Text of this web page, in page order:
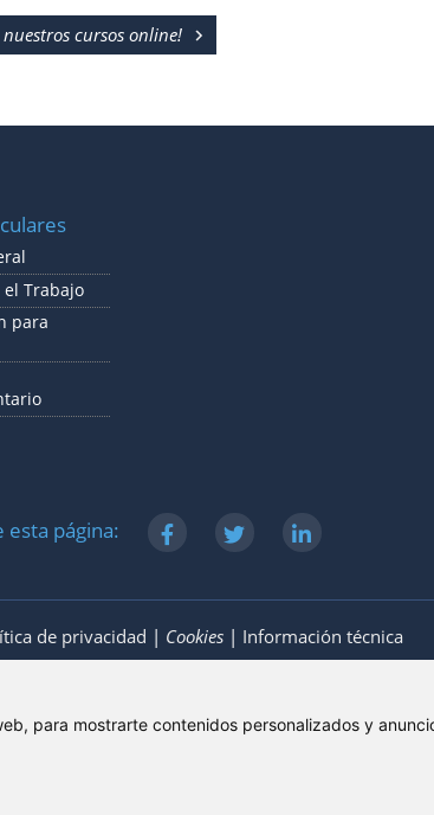
para mostrarte contenidos personalizados y
cursosonline!
Trabajo
para
esta página:
de privacidad | Cookies | Información técnica